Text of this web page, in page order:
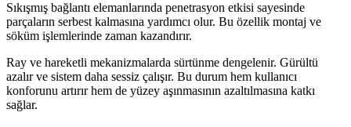
Sıkışmış bağlantı elemanlarında penetrasyon etkisi sayesinde
parçaların serbest kalmasına yardımcı olur. Bu özellik montaj ve
söküm işlemlerinde zaman kazandırır.
Ray ve hareketli mekanizmalarda sürtünme dengelenir. Gürültü
azalır ve sistem daha sessiz çalışır. Bu durum hem kullanıcı
konforunu artırır hem de yüzey aşınmasının azaltılmasına katkı
sağlar.